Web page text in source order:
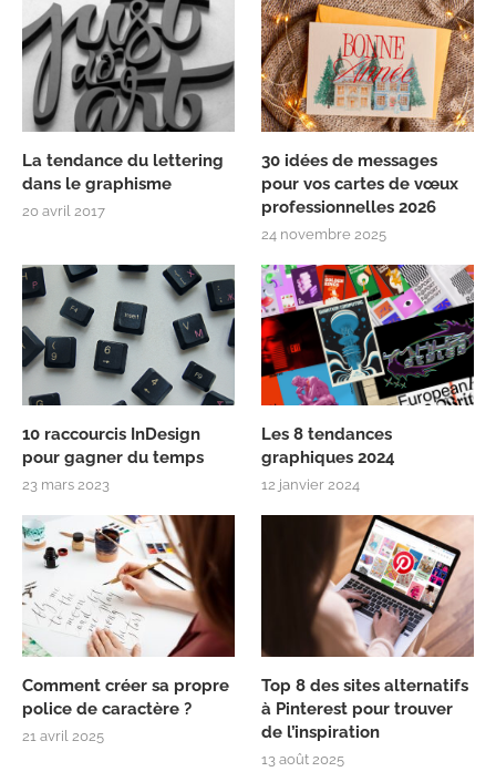
La tendance du lettering
dans le graphisme
20 avril 2017
30 idées de messages
pour vos cartes de vœux
professionnelles 2026
24 novembre 2025
10 raccourcis InDesign
pour gagner du temps
23 mars 2023
Les 8 tendances
graphiques 2024
12 janvier 2024
Comment créer sa propre
police de caractère ?
21 avril 2025
Top 8 des sites alternatifs
à Pinterest pour trouver
de l’inspiration
13 août 2025